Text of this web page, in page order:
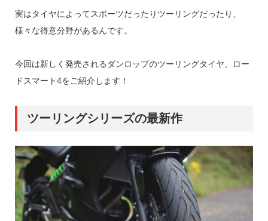
実はタイヤによってスポーツだったりツーリングだったり、
様々な得意分野があるんです。
今回は新しく発売されるダンロップのツーリングタイヤ、ロー
ドスマート4をご紹介します！
ツーリングシリーズの最新作